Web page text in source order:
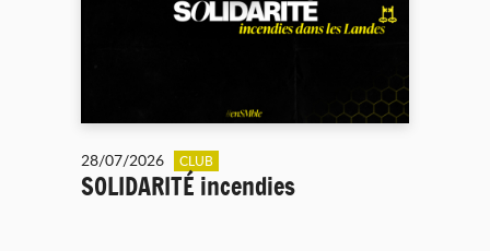
28/07/2026 CLUB
SOLIDARITÉ incendies